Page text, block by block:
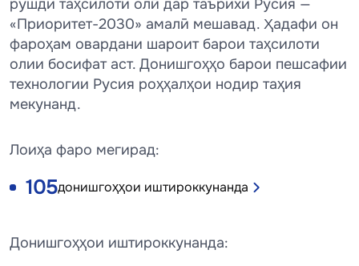
а
л
и
я
«
0
рушди таҳсилоти олӣ дар таърихи Русия —
«Приоритет-2030» амалӣ мешавад. Ҳадафи он
фароҳам овардани шароит барои таҳсилоти
олии босифат аст. Донишгоҳҳо барои пешсафии
технологии Русия роҳҳалҳои нодир таҳия
мекунанд.
Лоиҳа фаро мегирад:
106донишгоҳҳои иштироккунанда
Донишгоҳҳои иштироккунанда: